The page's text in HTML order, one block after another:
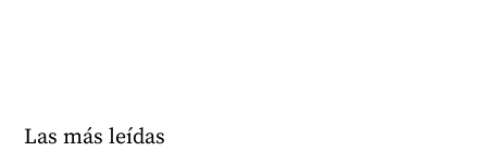
Las más leídas